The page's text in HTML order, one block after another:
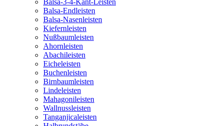
Balsa-Endleisten
Balsa-Nasenleisten
Kiefernleisten
Nußbaumleisten
Ahornleisten
Abachileisten
Eicheleisten
Buchenleisten
Birnbaumleisten
Lindeleisten
Mahagonileisten
Wallnussleisten
Tanganjicaleisten